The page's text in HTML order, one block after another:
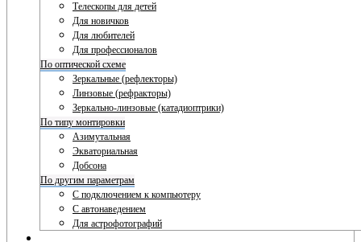
Телескопы для детей
Для новичков
Для любителей
Для профессионалов
По оптической схеме
Зеркальные (рефлекторы)
Линзовые (рефракторы)
Зеркально-линзовые (катадиоптрики)
По типу монтировки
Азимутальная
Экваториальная
Добсона
По другим параметрам
С подключением к компьютеру
С автонаведением
Для астрофотографий